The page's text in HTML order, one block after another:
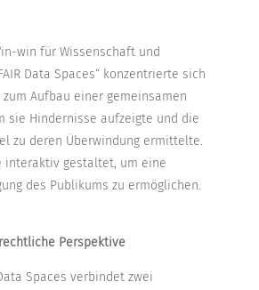
win für Wissenschaft und
Data Spaces“ konzentrierte sich
Aufbau einer gemeinsamen
sie Hindernisse aufzeigte und die
zu deren Überwindung ermittelte.
interaktiv gestaltet, um eine
des Publikums zu ermöglichen.
Perspektive
Spaces verbindet zwei